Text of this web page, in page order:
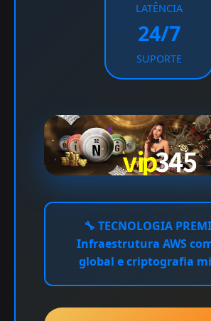
LATÊNCIA
24/7
SUPORTE
🔧 TECNOLOGIA
Infraestrutura AWS
global e criptografia